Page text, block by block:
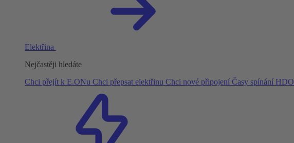
Elektřina
Nejčastěji hledáte
Chci přejít k E.ONu Chci přepsat elektřinu Chci nové připojení Časy spínání HDO